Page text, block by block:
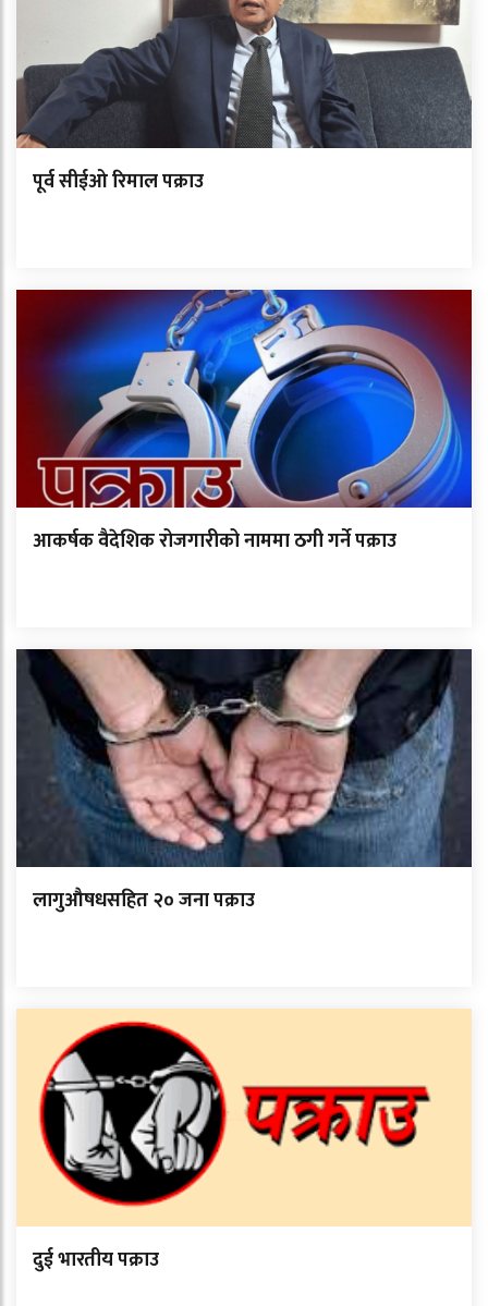
पूर्व सीईओ रिमाल पक्राउ
आकर्षक वैदेशिक रोजगारीको नाममा ठगी गर्ने पक्राउ
लागुऔषधसहित २० जना पक्राउ
दुई भारतीय पक्राउ